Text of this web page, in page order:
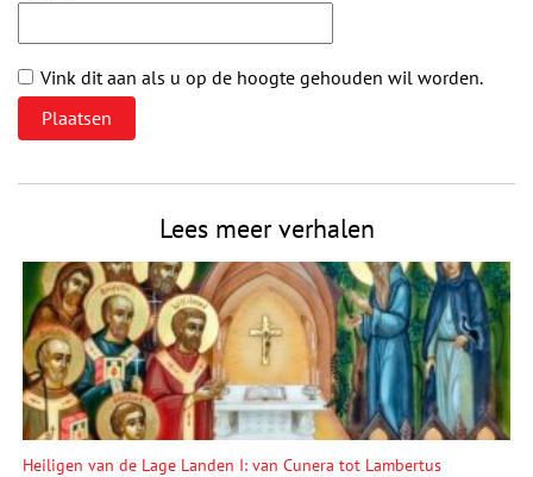
Vink dit aan als u op de hoogte gehouden wil worden.
Lees meer verhalen
Heiligen van de Lage Landen I: van Cunera tot Lambertus